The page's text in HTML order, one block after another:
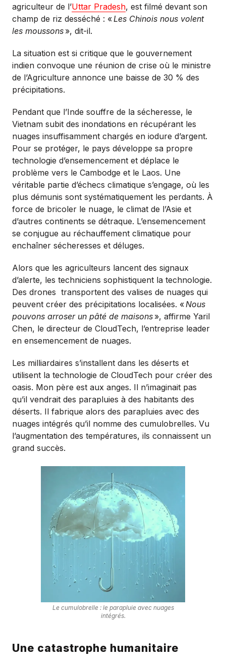
agriculteur de l’Uttar Pradesh, est filmé devant son
champ de riz desséché : « Les Chinois nous volent
les moussons », dit-il.
La situation est si critique que le gouvernement
indien convoque une réunion de crise où le ministre
de l’Agriculture annonce une baisse de 30 % des
précipitations.
Pendant que l’Inde souffre de la sécheresse, le
Vietnam subit des inondations en récupérant les
nuages insuffisamment chargés en iodure d’argent.
Pour se protéger, le pays développe sa propre
technologie d’ensemencement et déplace le
problème vers le Cambodge et le Laos. Une
véritable partie d’échecs climatique s’engage, où les
plus démunis sont systématiquement les perdants. À
force de bricoler le nuage, le climat de l’Asie et
d’autres continents se détraque. L’ensemencement
se conjugue au réchauffement climatique pour
enchaîner sécheresses et déluges.
Alors que les agriculteurs lancent des signaux
d’alerte, les techniciens sophistiquent la technologie.
Des drones transportent des valises de nuages qui
peuvent créer des précipitations localisées. « Nous
pouvons arroser un pâté de maisons », affirme Yaril
Chen, le directeur de CloudTech, l’entreprise leader
en ensemencement de nuages.
Les milliardaires s’installent dans les déserts et
utilisent la technologie de CloudTech pour créer des
oasis. Mon père est aux anges. Il n’imaginait pas
qu’il vendrait des parapluies à des habitants des
déserts. Il fabrique alors des parapluies avec des
nuages intégrés qu’il nomme des cumulobrelles. Vu
l’augmentation des températures, ils connaissent un
grand succès.
Le cumulobrelle : le parapluie avec nuages
intégrés.
Une catastrophe humanitaire